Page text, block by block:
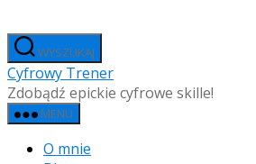
do
treściWYSZUKAJ
Cyfrowy Trener
Zdobądź epickie cyfrowe skille!
MENU
O mnie